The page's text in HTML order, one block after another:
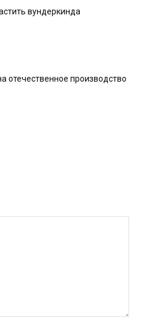
вундеркинда
отечественное производство